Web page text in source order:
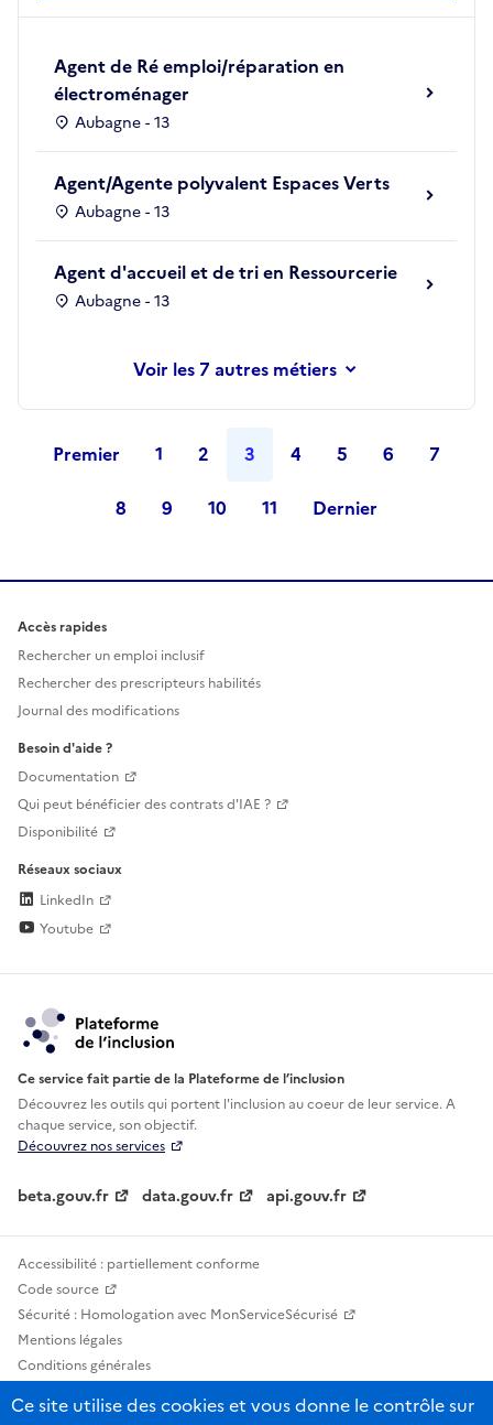
Agent de Ré emploi/réparation en
électroménager
Aubagne - 13
Agent/Agente polyvalent Espaces Verts
Aubagne - 13
Agent d'accueil et de tri en Ressourcerie
Aubagne - 13
les 7 autres métiers
Premier 1 2 3 4 5 6 7
8 9 10 11 Dernier
Accès rapides
Rechercher un emploi inclusif
Rechercher des prescripteurs habilités
Journal des modifications
Besoin d'aide ?
Documentation
Qui peut bénéficier des contrats d'IAE ?
Disponibilité
Réseaux sociaux
LinkedIn
Youtube
Ce service fait partie de la Plateforme de l’inclusion
Découvrez les outils qui portent l'inclusion aucoeur de leur service. A
chaque service, son objectif.
Découvrez nos services
beta.gouv.fr data.gouv.fr api.gouv.fr
Accessibilité : partiellement conforme
Code source
Sécurité : Homologation avec MonServiceSécurisé
Mentions légales
Conditions générales
Statistiques, lexiques et indicateurs
Ce site utilise des cookies et vous donne le contrôle sur